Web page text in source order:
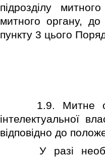
пiдроздiлу
митного органу,
пункту 3 цього
1.9. Митне
iнтелектуальної
вiдповiдно до
У разi